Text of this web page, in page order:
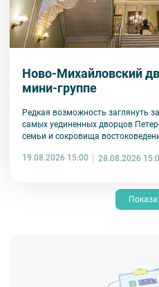
Ново-Михайловский
мини-группе
Редкая возможность заглянуть
самых уединенных дворцов
семьи и сокровища
19.08.2026 15:00 28.08.2026